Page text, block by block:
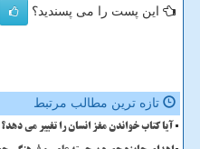
این پست را می پسندید؟
تازه ترین مطالب مرتبط
آیا کتاب خواندن مغز انسان را تغییر می دهد؟